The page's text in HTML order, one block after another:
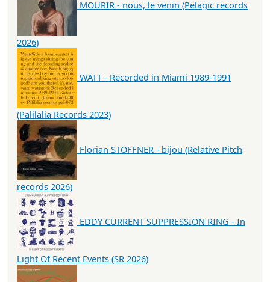
MOURIR - nous, le venin (Pelagic records
2026)
WATT - Recorded in Miami 1989-1991
(Palilalia Records 2023)
Florian STOFFNER - bijou (Relative Pitch
records 2026)
EDDY CURRENT SUPPRESSION RING - In
Light Of Recent Events (SR 2026)